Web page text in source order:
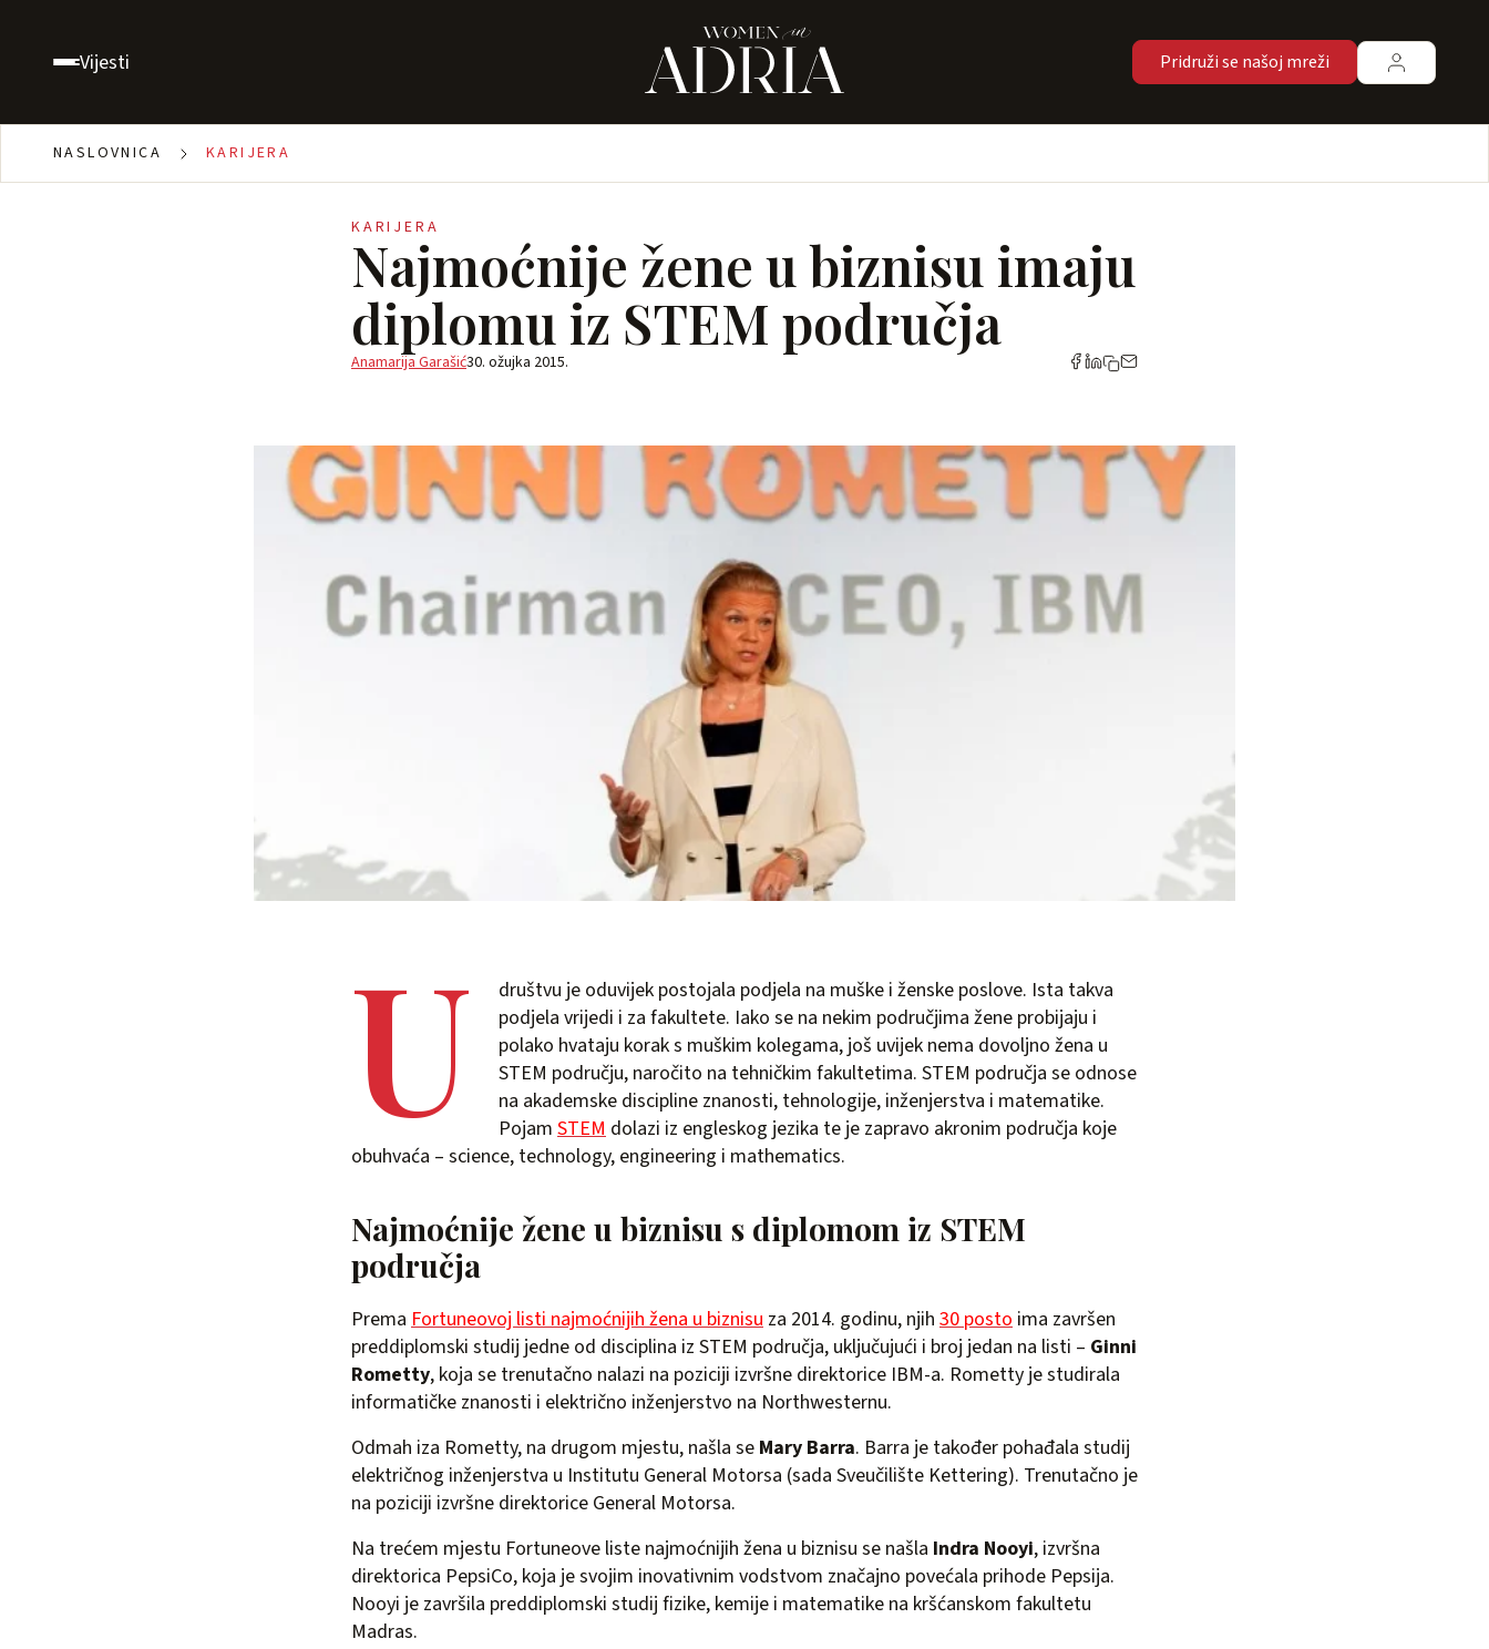
Vijesti Pridruži se našoj mreži
NASLOVNICA KARIJERA
KARIJERA
Najmoćnije žene u biznisu imaju
diplomu iz STEM područja
Anamarija Garašić30. ožujka 2015.
U
društvu je oduvijek postojala podjela na muške i ženske poslove. Ista takva
podjela vrijedi i za fakultete. Iako se na nekim područjima žene probijaju i
polako hvataju korak s muškim kolegama, još uvijek nema dovoljno žena u
STEM području, naročito na tehničkim fakultetima. STEM područja se odnose
na akademske discipline znanosti, tehnologije, inženjerstva i matematike.
Pojam STEM dolazi iz engleskog jezika te je zapravo akronim područja koje
obuhvaća – science, technology, engineering i mathematics.
Najmoćnije žene u biznisu s diplomom iz STEM
područja
Prema Fortuneovoj listi najmoćnijih žena u biznisu za 2014. godinu, njih 30 posto ima završen
preddiplomski studij jedne od disciplina iz STEM područja, uključujući i broj jedan na listi – Ginni
Rometty, koja se trenutačno nalazi na poziciji izvršne direktorice IBM-a. Rometty je studirala
informatičke znanosti i električno inženjerstvo na Northwesternu.
Odmah iza Rometty, na drugom mjestu, našla se Mary Barra. Barra je također pohađala studij
električnog inženjerstva u Institutu General Motorsa (sada Sveučilište Kettering). Trenutačno je
na poziciji izvršne direktorice General Motorsa.
Na trećem mjestu Fortuneove liste najmoćnijih žena u biznisu se našla Indra Nooyi, izvršna
direktorica PepsiCo, koja je svojim inovativnim vodstvom značajno povećala prihode Pepsija.
Nooyi je završila preddiplomski studij fizike, kemije i matematike na kršćanskom fakultetu
Madras.